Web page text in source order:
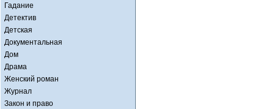
Гадание
Детектив
Детская
Документальная
Дом
Драма
Женский роман
Журнал
Закон и право